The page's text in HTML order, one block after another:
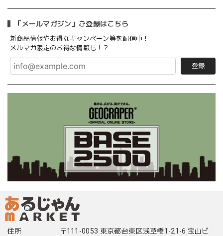
「メールマガジン」ご登録はこちら
新商品情報やお得なキャンペーン等を配信中！
メルマガ限定のお得な情報も！？
登録
住所
〒111-0053 東京都台東区浅草橋1-21-6 宝山ビ